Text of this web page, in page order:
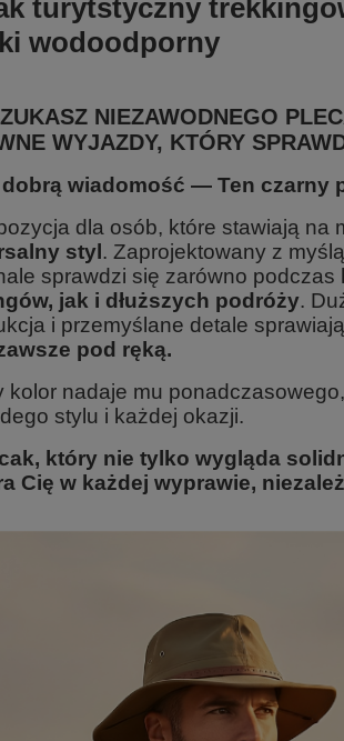
turytstyczny
wodoodporny
NIEZAWODNEGO
WYJAZDY, KTÓRY
dobrą wiadomość — Ten czarny
dla osób, które stawiają na
styl. Zaprojektowany z
sprawdzi się zarówno podczas
jak i dłuższych podróży.
i przemyślane detale
pod ręką.
kolor nadaje mu
stylu i każdej okazji.
który nie tylko wygląda
Cię w każdej wyprawie,